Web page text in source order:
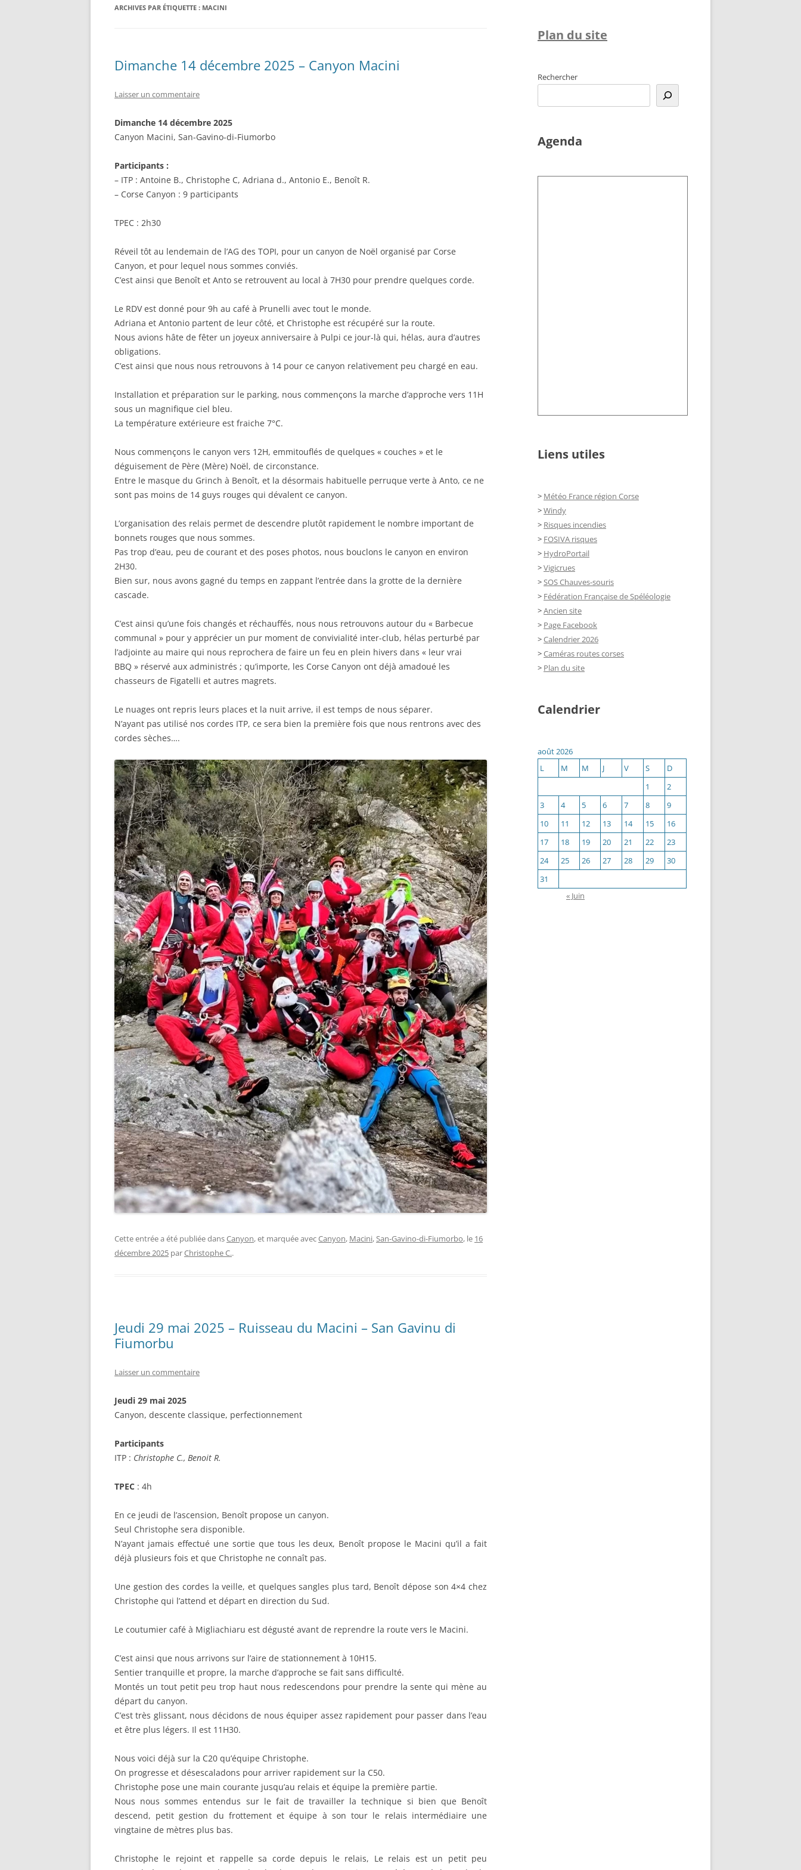
ARCHIVES PAR ÉTIQUETTE : MACINI
Dimanche 14 décembre 2025 – Canyon Macini
Laisser un commentaire
Dimanche 14 décembre 2025
Canyon Macini, San-Gavino-di-Fiumorbo
Participants :
– ITP : Antoine B., Christophe C, Adriana d., Antonio E., Benoît R.
– Corse Canyon : 9 participants
TPEC : 2h30
Réveil tôt au lendemain de l’AG des TOPI, pour un canyon de Noël organisé par Corse
Canyon, et pour lequel nous sommes conviés.
C’est ainsi que Benoît et Anto se retrouvent au local à 7H30 pour prendre quelques corde.
Le RDV est donné pour 9h au café à Prunelli avec tout le monde.
Adriana et Antonio partent de leur côté, et Christophe est récupéré sur la route.
Nous avions hâte de fêter un joyeux anniversaire à Pulpi ce jour-là qui, hélas, aura d’autres
obligations.
C’est ainsi que nous nous retrouvons à 14 pour ce canyon relativement peu chargé en eau.
Installation et préparation sur le parking, nous commençons la marche d’approche vers 11H
sous un magnifique ciel bleu.
La température extérieure est fraiche 7°C.
Nous commençons le canyon vers 12H, emmitouflés de quelques « couches » et le
déguisement de Père (Mère) Noël, de circonstance.
Entre le masque du Grinch à Benoît, et la désormais habituelle perruque verte à Anto, ce ne
sont pas moins de 14 guys rouges qui dévalent ce canyon.
L’organisation des relais permet de descendre plutôt rapidement le nombre important de
bonnets rouges que nous sommes.
Pas trop d’eau, peu de courant et des poses photos, nous bouclons le canyon en environ
2H30.
Bien sur, nous avons gagné du temps en zappant l’entrée dans la grotte de la dernière
cascade.
C’est ainsi qu’une fois changés et réchauffés, nous nous retrouvons autour du « Barbecue
communal » pour y apprécier un pur moment de convivialité inter-club, hélas perturbé par
l’adjointe au maire qui nous reprochera de faire un feu en plein hivers dans « leur vrai
BBQ » réservé aux administrés ; qu’importe, les Corse Canyon ont déjà amadoué les
chasseurs de Figatelli et autres magrets.
Le nuages ont repris leurs places et la nuit arrive, il est temps de nous séparer.
N’ayant pas utilisé nos cordes ITP, ce sera bien la première fois que nous rentrons avec des
cordes sèches….
Cette entrée a été publiée dansCanyon, et marquée avecCanyon, Macini,San-Gavino-di-Fiumorbo, le 16
décembre 2025 parChristophe C..
Jeudi 29 mai 2025 – Ruisseau du Macini – San Gavinu di
Fiumorbu
Laisser un commentaire
Jeudi 29 mai 2025
Canyon, descente classique, perfectionnement
Participants
ITP : Christophe C., Benoit R.
TPEC : 4h
En ce jeudi de l’ascension, Benoît propose un canyon.
Seul Christophe sera disponible.
N’ayant jamais effectué une sortie que tous les deux, Benoît propose le Macini qu’il a fait
déjà plusieurs fois et que Christophe ne connaît pas.
Une gestion des cordes la veille, et quelques sangles plus tard, Benoît dépose son 4×4 chez
Christophe qui l’attend et départ en direction du Sud.
Le coutumier café à Migliachiaru est dégusté avant de reprendre la route vers le Macini.
C’est ainsi que nous arrivons sur l’aire de stationnement à 10H15.
Sentier tranquille et propre, la marche d’approche se fait sans difficulté.
Montés un tout petit peu trop haut nous redescendons pour prendre la sente qui mène au
départ du canyon.
C’est très glissant, nous décidons de nous équiper assez rapidement pour passer dans l’eau
et être plus légers. Il est 11H30.
Nous voici déjà sur la C20 qu’équipe Christophe.
On progresse et désescaladons pour arriver rapidement sur la C50.
Christophe pose une main courante jusqu’au relais et équipe la première partie.
Nous nous sommes entendus sur le fait de travailler la technique si bien que Benoît
descend, petit gestion du frottement et équipe à son tour le relais intermédiaire une
vingtaine de mètres plus bas.
Christophe le rejoint et rappelle sa corde depuis le relais, Le relais est un petit peu
Plan du site
Rechercher
Agenda
Liens utiles
> Météo France région Corse
>Windy
> Risques incendies
> FOSIVA risques
> HydroPortail
>Vigicrues
>SOS Chauves-souris
> Fédération Française de Spéléologie
>Ancien site
> Page Facebook
>Calendrier 2026
>Caméras routes corses
> Plan du site
Calendrier
août 2026
L
M M J V S
D
1
2
3
4 5 6 7 8
9
10
11 12 13 14 15
16
17
18 19 20 21 22
23
24
25 26 27 28 29
30
31
« Juin